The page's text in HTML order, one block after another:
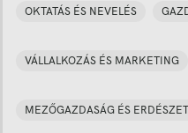
OKTATÁS ÉS NEVELÉS
VÁLLALKOZÁS ÉS MARKETING
MEZŐGAZDASÁG ÉS ERDÉSZET